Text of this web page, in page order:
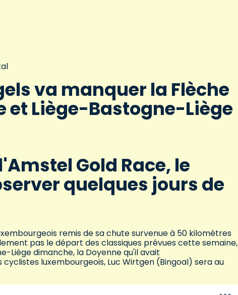
va manquer la Flèche
et Liège-Bastogne-Liège
Gold Race, le
quelques jours de
remis de sa chute survenue à 50 kilomètres
pas le départ des classiques prévues cette semaine,
Liège dimanche, la Doyenne qu'il avait
luxembourgeois, Luc Wirtgen (Bingoal) sera au